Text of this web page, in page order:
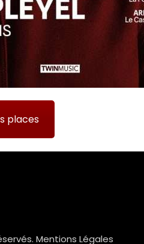
places
Mentions Légales